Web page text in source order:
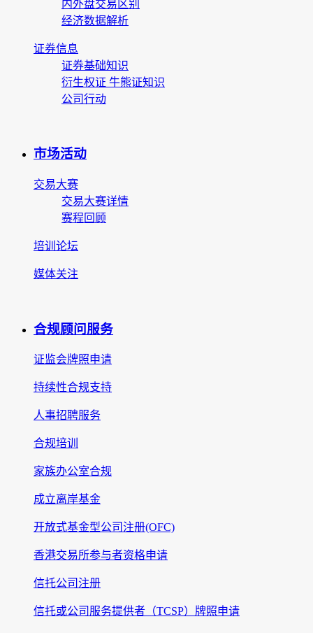
内外盘交易区别
经济数据解析
证券信息
证券基础知识
衍生权证 牛熊证知识
公司行动
市场活动
交易大赛
交易大赛详情
赛程回顾
培训论坛
媒体关注
合规顾问服务
证监会牌照申请
持续性合规支持
人事招聘服务
合规培训
家族办公室合规
成立离岸基金
开放式基金型公司注册(OFC)
香港交易所参与者资格申请
信托公司注册
信托或公司服务提供者（TCSP）牌照申请